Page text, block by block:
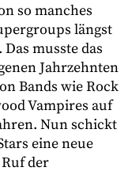
so manches
längst
musste das
Jahrzehnten
Bands wie Rock
Vampires auf
Nun schickt
eine neue
der